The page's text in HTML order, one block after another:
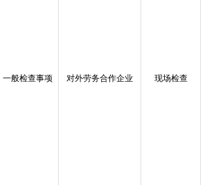
一般检查事项 对外劳务合作企业 现场检查